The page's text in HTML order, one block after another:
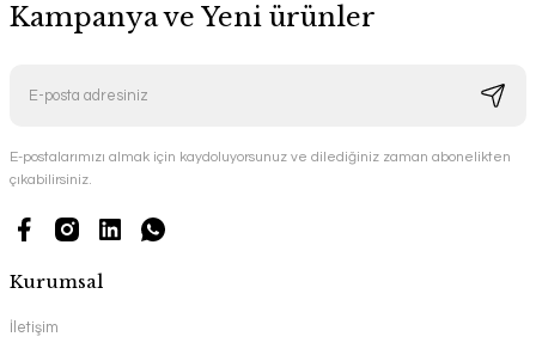
Kampanya ve Yeni ürünler
E-postalarımızı almak için kaydoluyorsunuz ve dilediğiniz zaman abonelikten
çıkabilirsiniz.
Kurumsal
İletişim